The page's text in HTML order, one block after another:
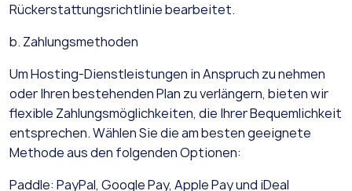
Rückerstattungsrichtlinie bearbeitet.
b. Zahlungsmethoden
Um Hosting-Dienstleistungen in Anspruch zu nehmen
oder Ihren bestehenden Plan zu verlängern, bieten wir
flexible Zahlungsmöglichkeiten, die Ihrer Bequemlichkeit
entsprechen. Wählen Sie die am besten geeignete
Methode aus den folgenden Optionen:
Paddle: PayPal, Google Pay, Apple Pay und iDeal